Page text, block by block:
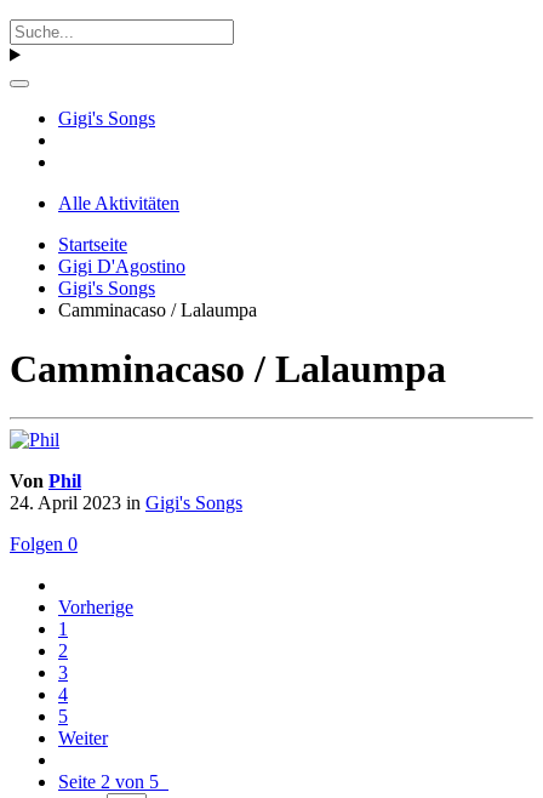
Gigi's Songs
Alle Aktivitäten
Startseite
Gigi D'Agostino
Gigi's Songs
Camminacaso / Lalaumpa
Camminacaso / Lalaumpa
Von Phil
24. April 2023 in Gigi's Songs
Folgen 0
Vorherige
1
2
3
4
5
Weiter
Seite 2 von 5